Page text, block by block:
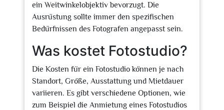
ein Weitwinkelobjektiv bevorzugt. Die
Ausrüstung sollte immer den spezifischen
Bedürfnissen des Fotografen angepasst sein.
Was kostet Fotostudio?
Die Kosten für ein Fotostudio können je nach
Standort, Größe, Ausstattung und Mietdauer
variieren. Es gibt verschiedene Optionen, wie
zum Beispiel die Anmietung eines Fotostudios